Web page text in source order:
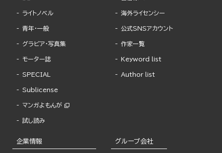
ライトノベル
青年・一般
グラビア・写真集
モーター誌
SPECIAL
Sublicense
マンガよもんが
試し読み
海外ライセンシー
公式SNSアカウント
作家一覧
Keyword list
Author list
企業情報 グループ会社